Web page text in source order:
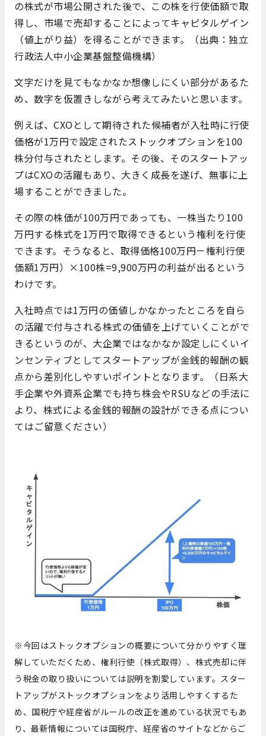
の株式が市場公開された後で、この株を行使価額で取
得し、市場で売却することによってキャピタルゲイン
（値上がり益）を得ることができます。（出典：独立
行政法人中小企業基盤整備機構）
文字だけを見てもなかなか想像しにくい部分があるた
め、数字を仮置きしながら考えてみたいと思います。
例えば、CXOとして期待された候補者が入社時に行使
価格が1万円で設定されたストックオプションを100
株分付与されたとします。その後、そのスタートアッ
プはCXOの活躍もあり、大きく成長を遂げ、無事に上
場することができました。
その際の株価が100万円であっても、一株当たり100
万円する株式を1万円で取得できるという権利を行使
できます。そうなると、取得価格100万円－権利行使
価額1万円）×100株=9,900万円の利益が出るという
わけです。
入社時点では1万円の価値しかなかったところを自ら
の活躍で付与される株式の価値を上げていくことがで
きるというのが、大企業ではなかなか設定しにくいイ
ンセンティブとしてスタートアップが金銭的報酬の観
点から差別化しやすいポイントとなります。（日系大
手企業や外資系企業でも持ち株会やRSUなどの手法に
より、株式による金銭的報酬の設計ができる点につい
てはご留意ください）
※今回はストックオプションの概要について分かりやすく理
解していただくため、権利行使（株式取得）、株式売却に伴
う税金の取り扱いについては説明を割愛しています。スター
トアップがストックオプションをより活用しやすくするた
め、国税庁や経産省がルールの改正を進めている状況でもあ
り、最新情報については国税庁、経産省のサイトなどからご